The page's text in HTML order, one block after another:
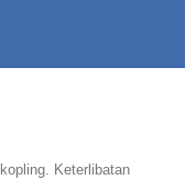
Keterlibatan